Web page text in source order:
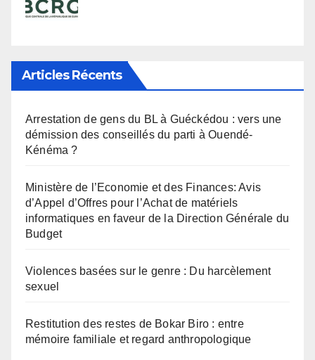
Articles Récents
Arrestation de gens du BL à Guéckédou : vers une
démission des conseillés du parti à Ouendé-
Kénéma ?
Ministère de l’Economie et des Finances: Avis
d’Appel d’Offres pour l’Achat de matériels
informatiques en faveur de la Direction Générale du
Budget
Violences basées sur le genre : Du harcèlement
sexuel
Restitution des restes de Bokar Biro : entre
mémoire familiale et regard anthropologique